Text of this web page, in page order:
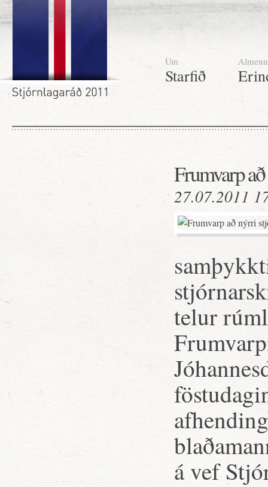
Um
Starfið
Almenn
Frumvarp
27.07.2011
telur
á vef